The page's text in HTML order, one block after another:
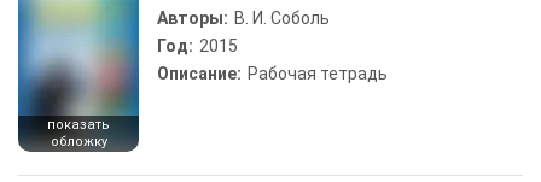
показать
обложку
Авторы: В. И. Соболь
Год: 2015
Описание: Рабочая тетрадь